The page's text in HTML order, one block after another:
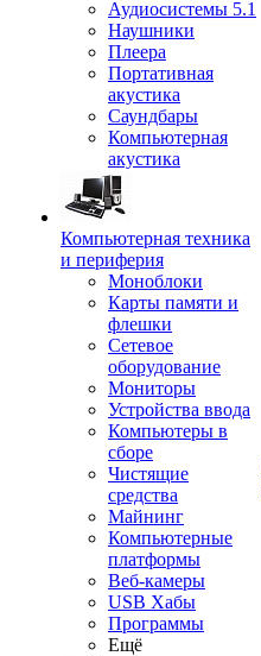
Аудиосистемы 5.1
Наушники
Плеера
Портативная
акустика
Саундбары
Компьютерная
акустика
Компьютерная техника
и периферия
Моноблоки
Карты памяти и
флешки
Сетевое
оборудование
Мониторы
Устройства ввода
Компьютеры в
сборе
Чистящие
средства
Майнинг
Компьютерные
платформы
Веб-камеры
USB Хабы
Программы
Ещё